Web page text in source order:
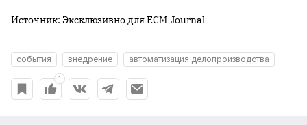
Источник: Эксклюзивно для ECM-Journal
события внедрение автоматизация делопроизводства
1